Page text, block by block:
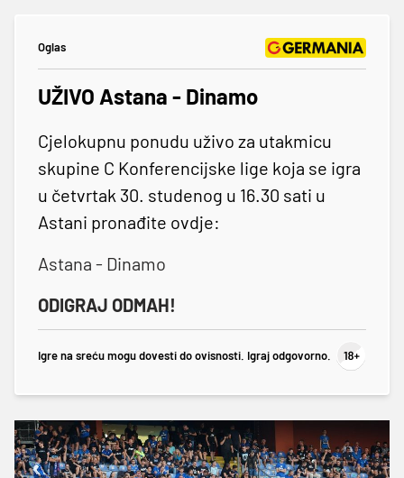
Oglas
UŽIVO Astana - Dinamo
Cjelokupnu ponudu uživo za utakmicu
skupine C Konferencijske lige koja se igra
u četvrtak 30. studenog u 16.30 sati u
Astani pronađite ovdje:
Astana - Dinamo
ODIGRAJ ODMAH!
Igre na sreću mogu dovesti do ovisnosti. Igraj odgovorno.